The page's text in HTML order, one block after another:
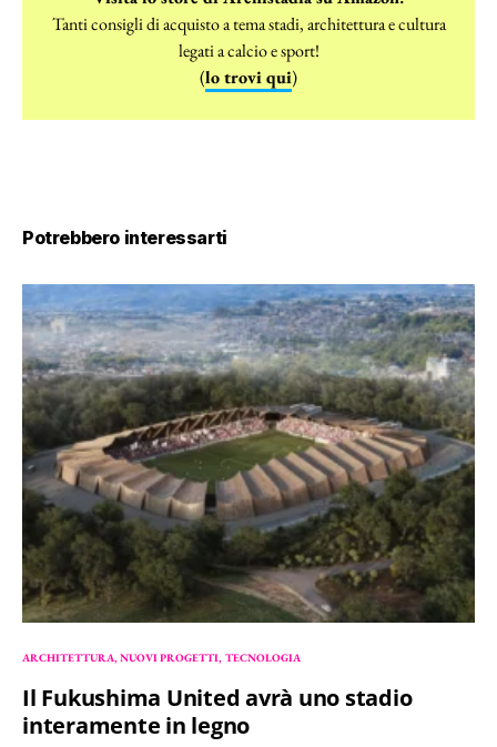
Tanti consigli di acquisto a tema stadi, architettura e cultura
legati a calcio e sport!
(lo trovi qui)
Potrebbero interessarti
ARCHITETTURA NUOVI PROGETTI TECNOLOGIA
Il Fukushima United avrà uno stadio
interamente in legno